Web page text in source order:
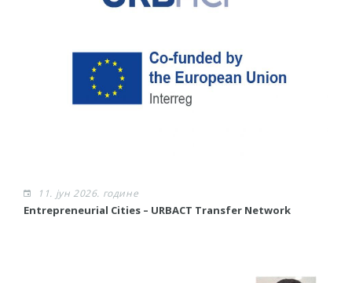
11. јун 2026. године
​Entrepreneurial Cities – URBACT Transfer Network